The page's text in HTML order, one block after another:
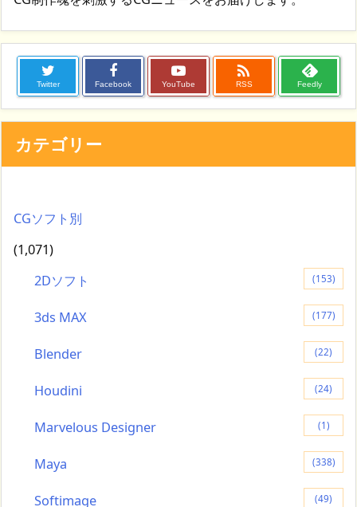
Twitter Facebook YouTube

RSS Feedly
カテゴリー
CGソフト別
(1,071)
2Dソフト
(153)
3ds MAX (177)
Blender (22)
Houdini (24)
Marvelous Designer (1)
Maya (338)
Softimage (49)